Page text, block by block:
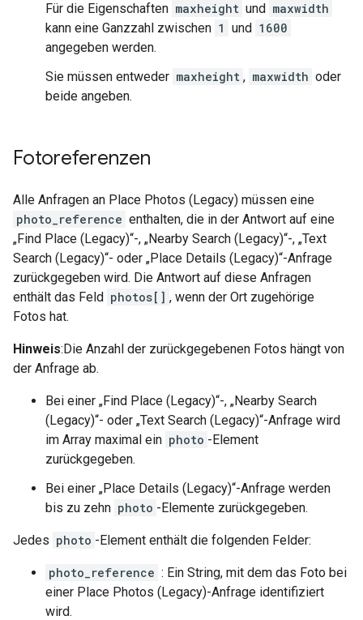
Für die Eigenschaften maxheight und maxwidth
kann eine Ganzzahl zwischen 1 und 1600
angegeben werden.
Sie müssen entweder maxheight , maxwidth oder
beide angeben.
Fotoreferenzen
Alle Anfragen an Place Photos (Legacy) müssen eine
photo_reference enthalten, die in der Antwort auf eine
„Find Place (Legacy)“-, „Nearby Search (Legacy)“-, „Text
Search (Legacy)“- oder „Place Details (Legacy)“-Anfrage
zurückgegeben wird. Die Antwort auf diese Anfragen
enthält das Feld photos[] , wenn der Ort zugehörige
Fotos hat.
Hinweis:Die Anzahl der zurückgegebenen Fotos hängt von
der Anfrage ab.
Bei einer „Find Place (Legacy)“-, „Nearby Search
(Legacy)“- oder „Text Search (Legacy)“-Anfrage wird
im Array maximal ein photo -Element
zurückgegeben.
Bei einer „Place Details (Legacy)“-Anfrage werden
bis zu zehn photo -Elemente zurückgegeben.
Jedes photo -Element enthält die folgenden Felder:
photo_reference : Ein String, mit dem das Foto bei
einer Place Photos (Legacy)-Anfrage identifiziert
wird.